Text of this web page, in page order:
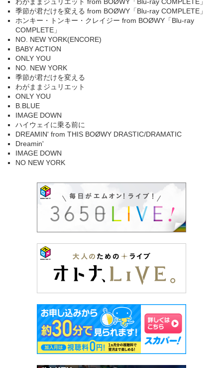
季節が君だけを変える from BOØWY「Blu-ray COMPLETE」
ホンキー・トンキー・クレイジー from BOØWY「Blu-ray
COMPLETE」
NO. NEW YORK(ENCORE)
BABY ACTION
ONLY YOU
NO. NEW YORK
季節が君だけを変える
わがままジュリエット
ONLY YOU
B.BLUE
IMAGE DOWN
ハイウェイに乗る前に
DREAMIN' from THIS BOØWY DRASTIC/DRAMATIC
Dreamin'
IMAGE DOWN
NO NEW YORK